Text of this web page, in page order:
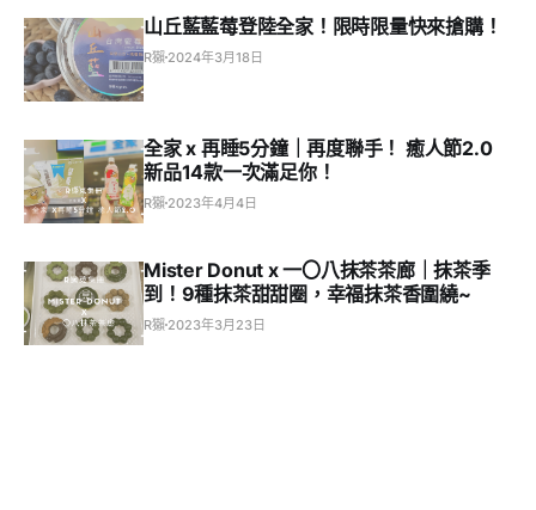
山丘藍藍莓登陸全家！限時限量快來搶購！
R獺 2024年3月18日
全家 x 再睡5分鐘｜再度聯手！ 癒人節2.0
新品14款一次滿足你！
R獺 2023年4月4日
Mister Donut x 一〇八抹茶茶廊｜抹茶季
到！9種抹茶甜甜圈，幸福抹茶香圍繞~
R獺 2023年3月23日